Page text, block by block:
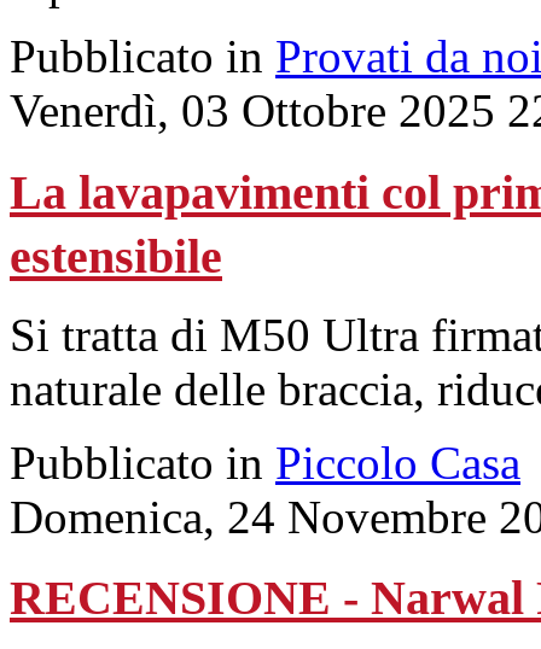
Pubblicato in Provati da
Venerdì, 03 Ottobre 2025
La lavapavimenti col
estensibile
Si tratta di M50 Ultra
naturale delle braccia,
Pubblicato in Piccolo Casa
Domenica, 24 Novembre
RECENSIONE -